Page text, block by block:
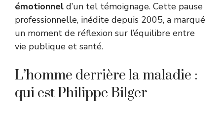
émotionnel d’un tel témoignage. Cette pause
professionnelle, inédite depuis 2005, a marqué
un moment de réflexion sur l’équilibre entre
vie publique et santé.
L’homme derrière la maladie :
qui est Philippe Bilger